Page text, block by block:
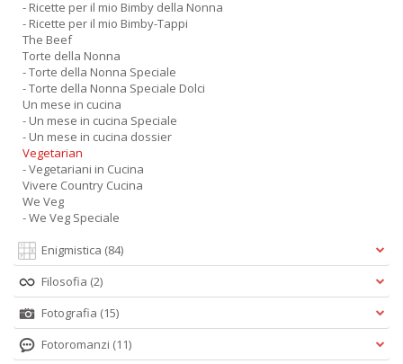
- Ricette per il mio Bimby della Nonna
- Ricette per il mio Bimby-Tappi
The Beef
Torte della Nonna
- Torte della Nonna Speciale
- Torte della Nonna Speciale Dolci
Un mese in cucina
- Un mese in cucina Speciale
- Un mese in cucina dossier
Vegetarian
- Vegetariani in Cucina
Vivere Country Cucina
We Veg
- We Veg Speciale
Enigmistica (84)
Filosofia (2)
Fotografia (15)
Fotoromanzi (11)